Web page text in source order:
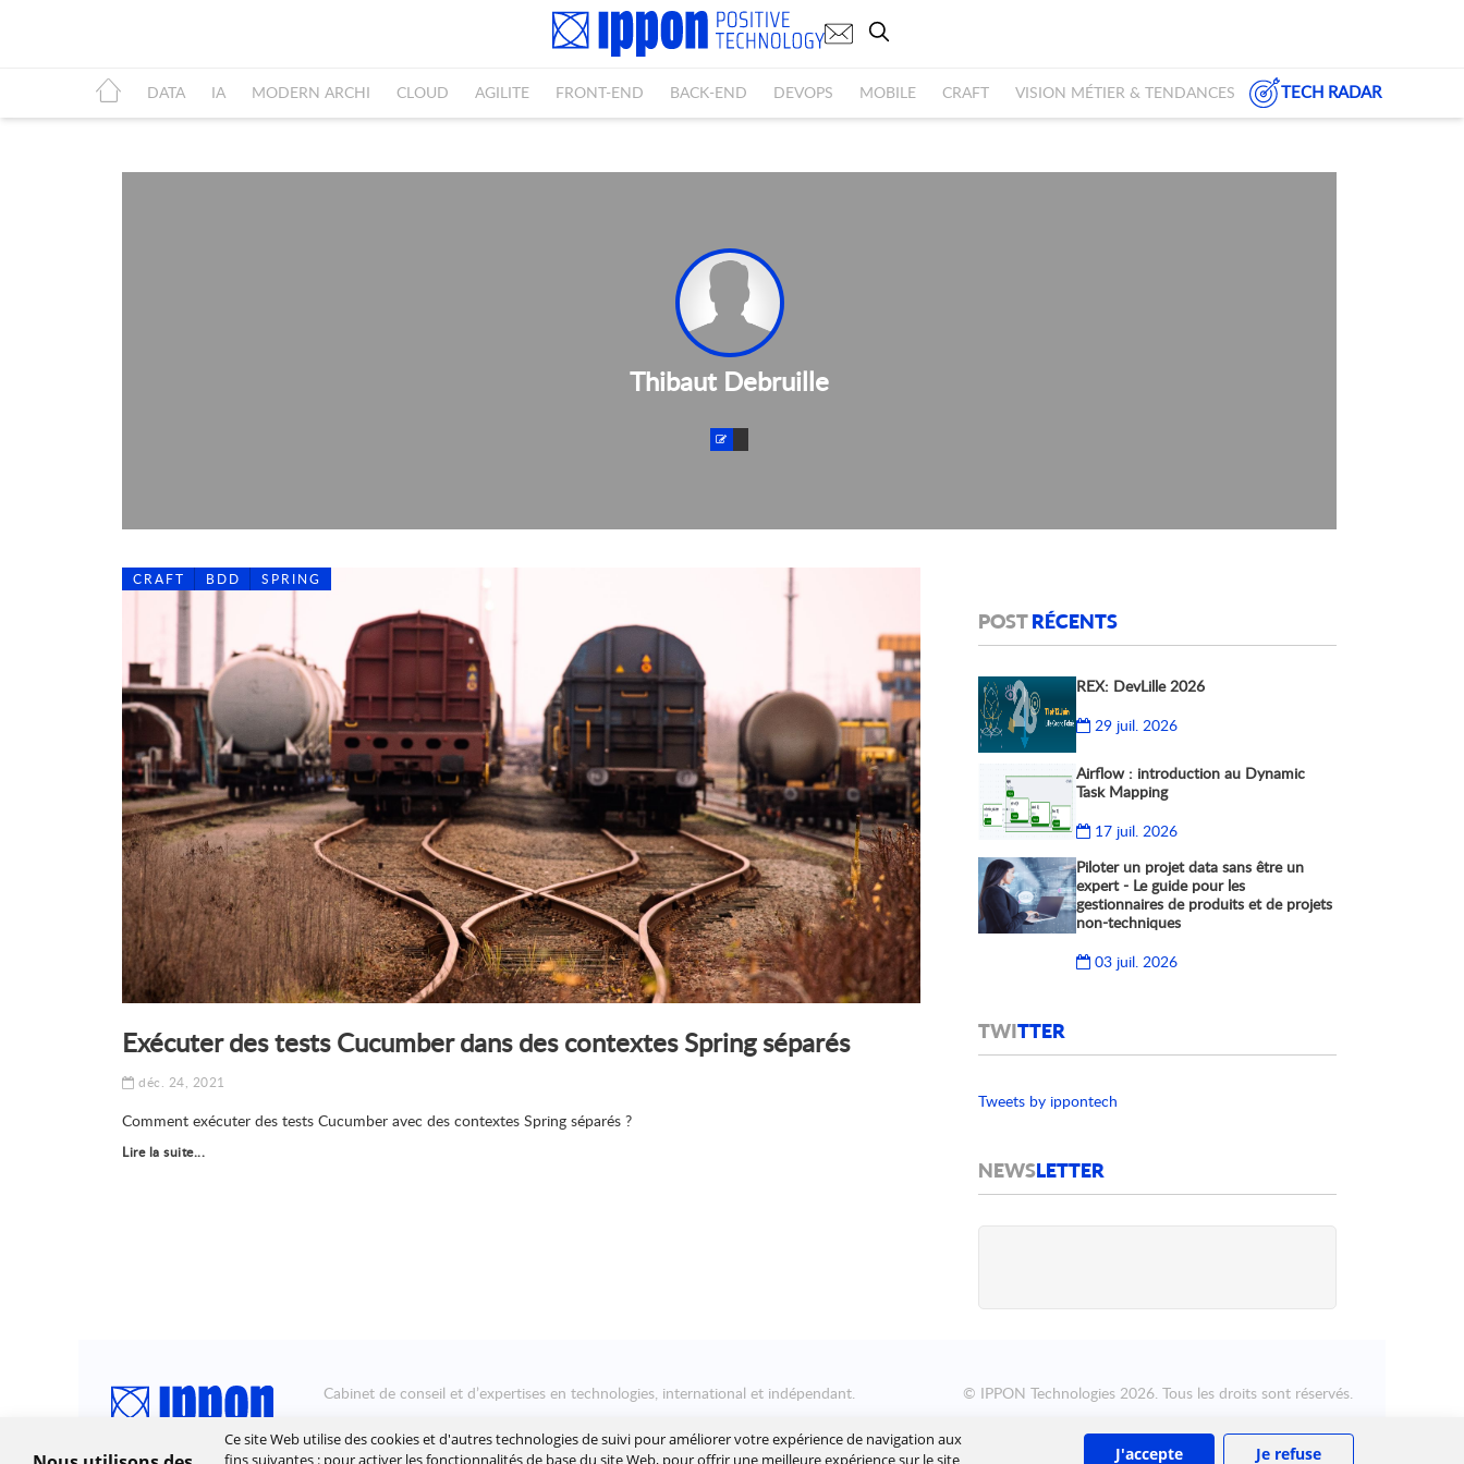
Ce site Web utilise des cookies et d'autres technologies de suivi pour améliorer votre expérience de navigation aux
fins suivantes : pour activer les fonctionnalités de base du site Web, pour offrir une meilleure expérience sur le site J'accepte Je refuse
DATA IA MODERN ARCHI CLOUD AGILITE FRONT-END BACK-END DEVOPS MOBILE CRAFT VISION MÉTIER & TENDANCES TECH RADAR
Thibaut Debruille
CRAFT BDD SPRING
Exécuter des tests Cucumber dans des contextes Spring séparés
déc. 24, 2021
Comment exécuter des tests Cucumber avec des contextes Spring séparés ?
Lire la suite...
POSTRÉCENTS
REX: DevLille 2026
29 juil. 2026
Airflow : introduction au Dynamic
Task Mapping
17 juil. 2026
Piloter un projet data sans être un
expert - Le guide pour les
gestionnaires de produits et de projets
non-techniques
03 juil. 2026
TWITTER
Tweets by ippontech
NEWSLETTER
Cabinet de conseil et d’expertises en technologies, international et indépendant.
leur stratégie et à déployer leur roadmap à l'échelle, afin de délivrer rapidement la valeur
© IPPON Technologies 2026. Tous les droits sont réservés.